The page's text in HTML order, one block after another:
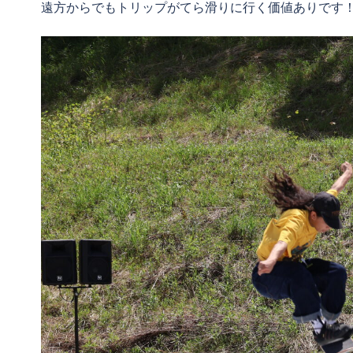
遠方からでもトリップがてら滑りに行く価値ありです